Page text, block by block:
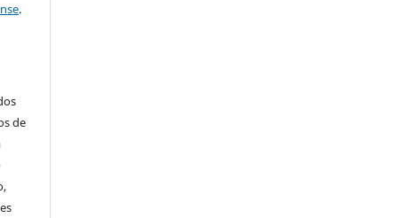
.
de